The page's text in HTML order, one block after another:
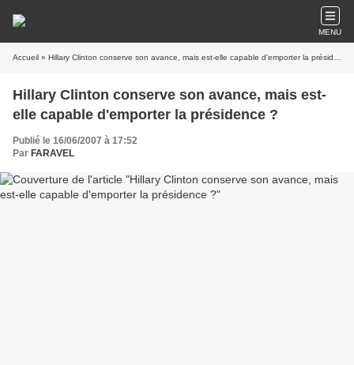
MENU
Accueil » Hillary Clinton conserve son avance, mais est-elle capable d'emporter la présidence ?
Hillary Clinton conserve son avance, mais est-
elle capable d'emporter la présidence ?
Publié le 16/06/2007 à 17:52
Par FARAVEL